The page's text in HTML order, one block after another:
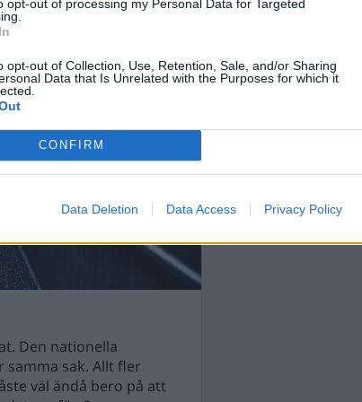
opt-out of processing my Personal Data for Targeted
opt-out of Collection, Use, Retention, Sale, and/or Sharing
Data that Is Unrelated with the Purposes for which it
CONFIRM
Data Deletion Data Access Privacy Policy
Den nationella
sak. Allt fler
väl ändå bero på att